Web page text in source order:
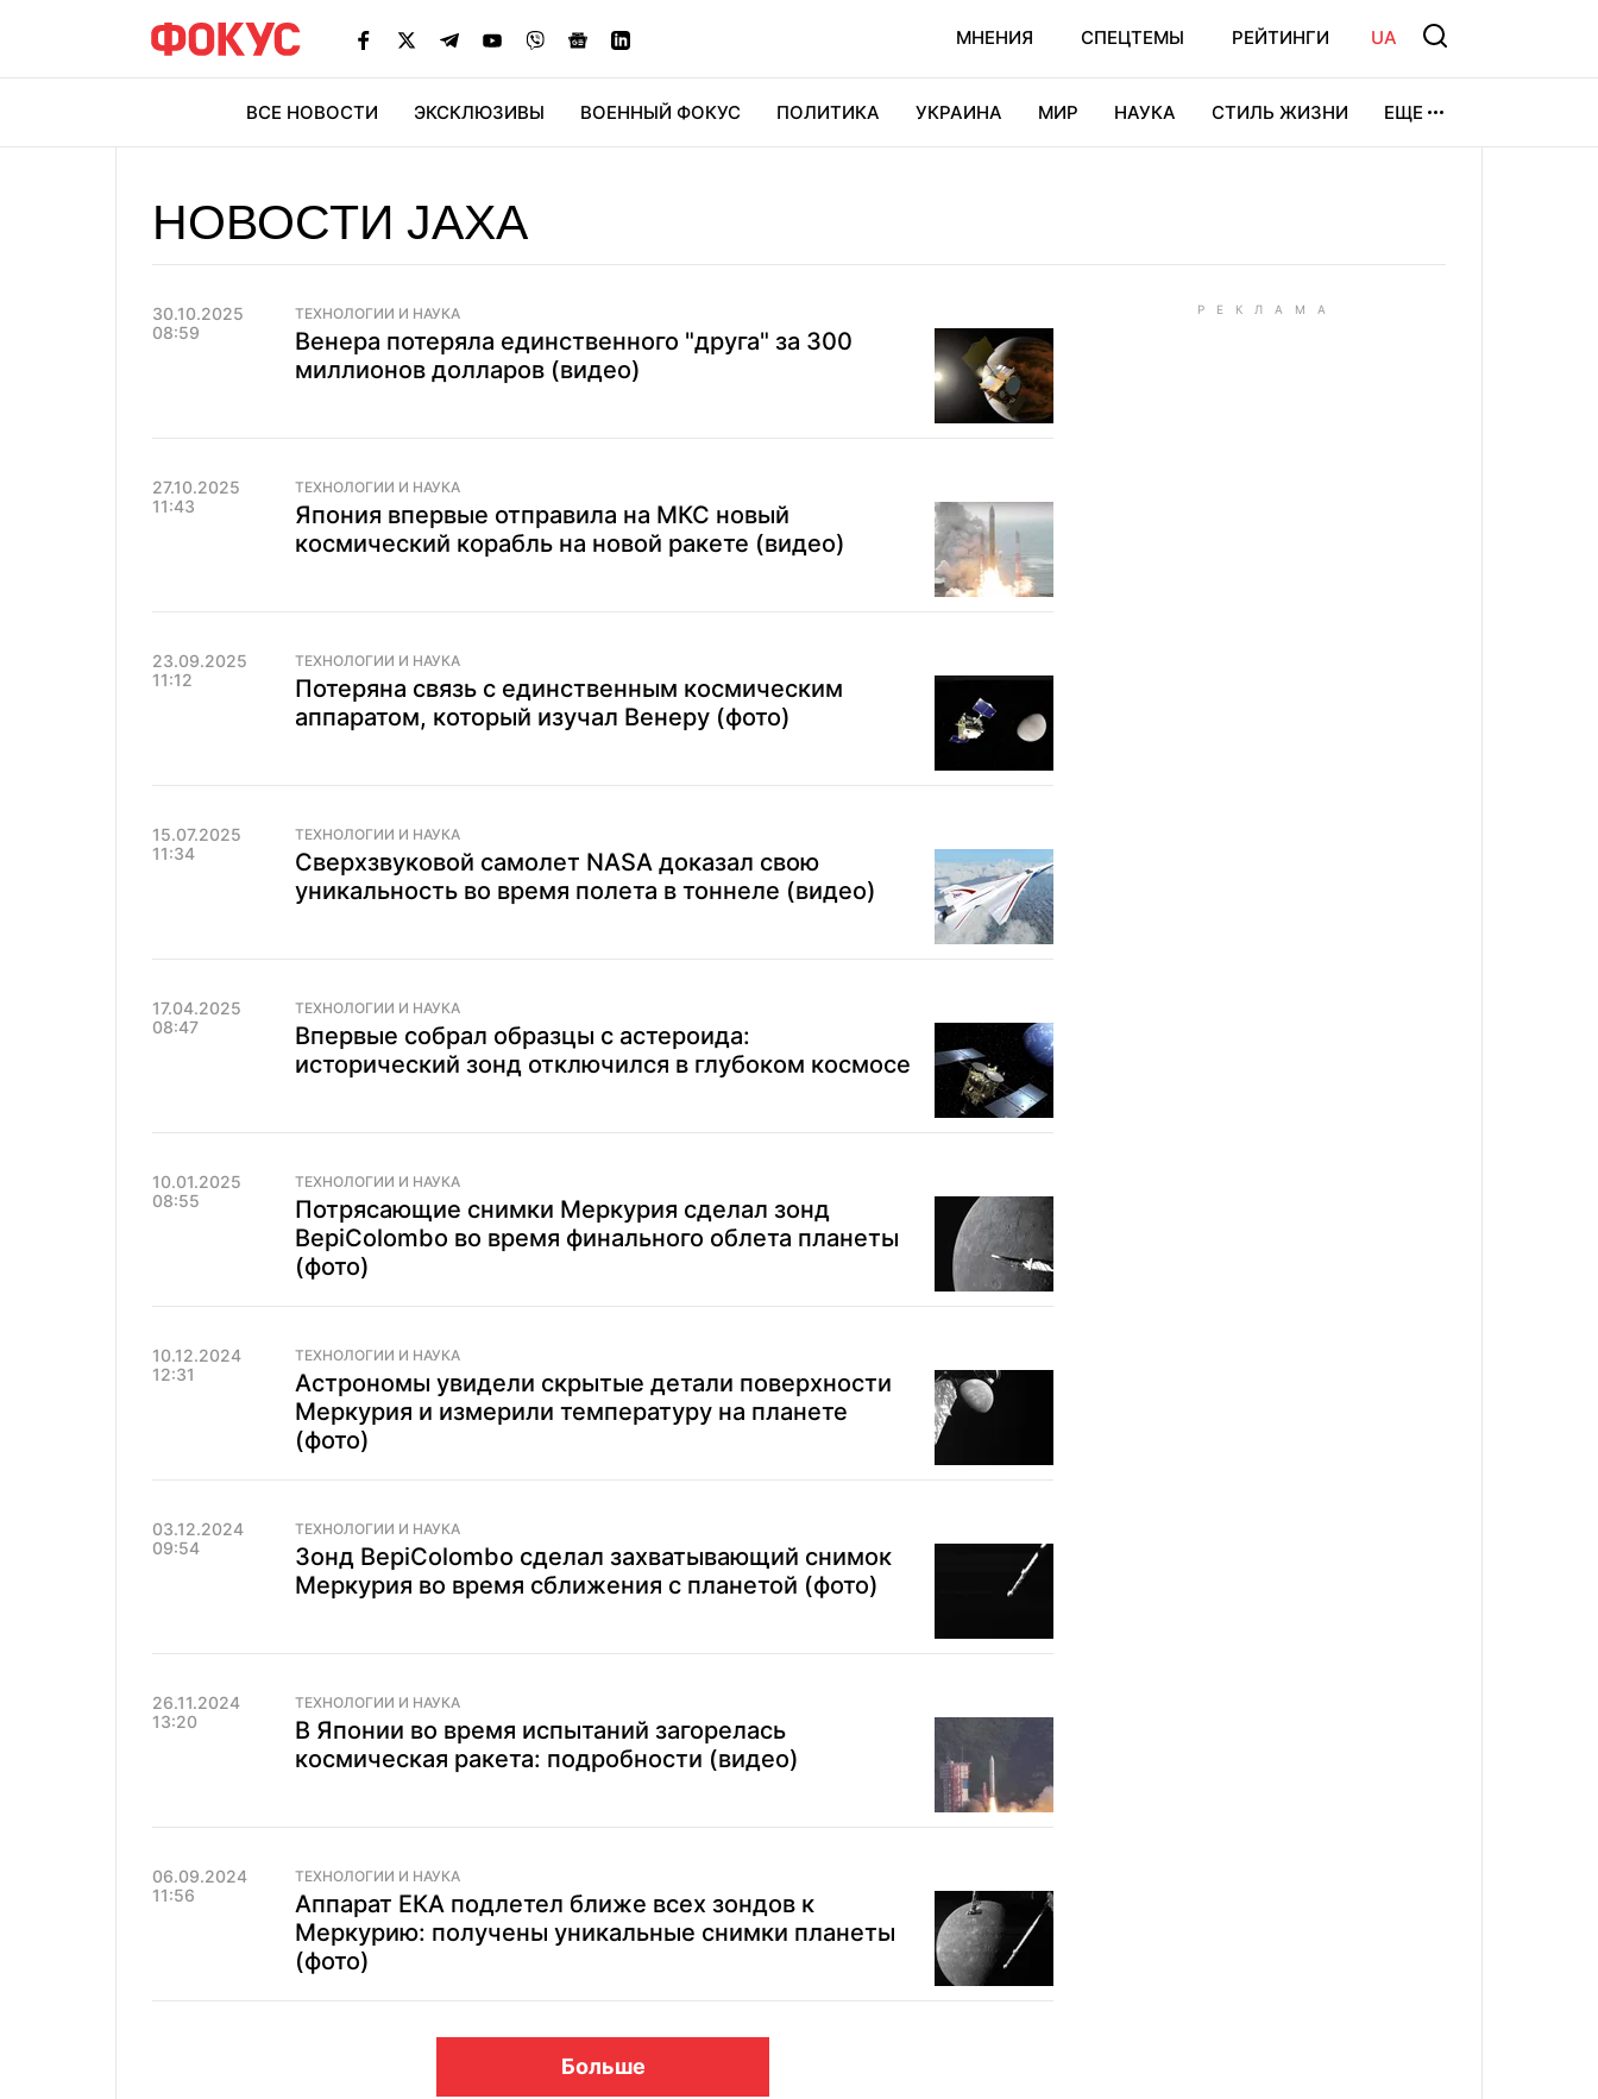
МНЕНИЯ СПЕЦТЕМЫ РЕЙТИНГИ UA
ВСЕ НОВОСТИ ЭКСКЛЮЗИВЫ ВОЕННЫЙ ФОКУС ПОЛИТИКА УКРАИНА МИР НАУКА СТИЛЬ ЖИЗНИ ЕЩЕ
НОВОСТИ JAXA
30.10.2025
08:59
ТЕХНОЛОГИИ И НАУКА
Венера потеряла единственного "друга" за 300
миллионов долларов (видео)
27.10.2025
11:43
ТЕХНОЛОГИИ И НАУКА
Япония впервые отправила на МКС новый
космический корабль на новой ракете (видео)
23.09.2025
11:12
ТЕХНОЛОГИИ И НАУКА
Потеряна связь с единственным космическим
аппаратом, который изучал Венеру (фото)
15.07.2025
11:34
ТЕХНОЛОГИИ И НАУКА
Сверхзвуковой самолет NASA доказал свою
уникальность во время полета в тоннеле (видео)
17.04.2025
08:47
ТЕХНОЛОГИИ И НАУКА
Впервые собрал образцы с астероида:
исторический зонд отключился в глубоком космосе
10.01.2025
08:55
ТЕХНОЛОГИИ И НАУКА
Потрясающие снимки Меркурия сделал зонд
BepiColombo во время финального облета планеты
(фото)
10.12.2024
12:31
ТЕХНОЛОГИИ И НАУКА
Астрономы увидели скрытые детали поверхности
Меркурия и измерили температуру на планете
(фото)
03.12.2024
09:54
ТЕХНОЛОГИИ И НАУКА
Зонд BepiColombo сделал захватывающий снимок
Меркурия во время сближения с планетой (фото)
26.11.2024
13:20
ТЕХНОЛОГИИ И НАУКА
В Японии во время испытаний загорелась
космическая ракета: подробности (видео)
06.09.2024
11:56
ТЕХНОЛОГИИ И НАУКА
Аппарат ЕКА подлетел ближе всех зондов к
Меркурию: получены уникальные снимки планеты
(фото)
Больше